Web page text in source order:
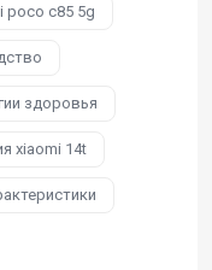
poco c85 5g
здоровья
xiaomi 14t